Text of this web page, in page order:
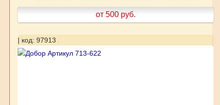
от 500 руб.
| код: 97913